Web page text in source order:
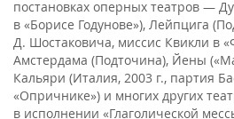
постановках оперных театров —
в «Борисе Годунове»), Лейпцига
Д. Шостаковича, миссис Квикли в
Амстердама (Подточина), Йены
Кальяри (Италия, 2003 г., партия
«Опричнике») и многих других
в исполнении «Глаголической